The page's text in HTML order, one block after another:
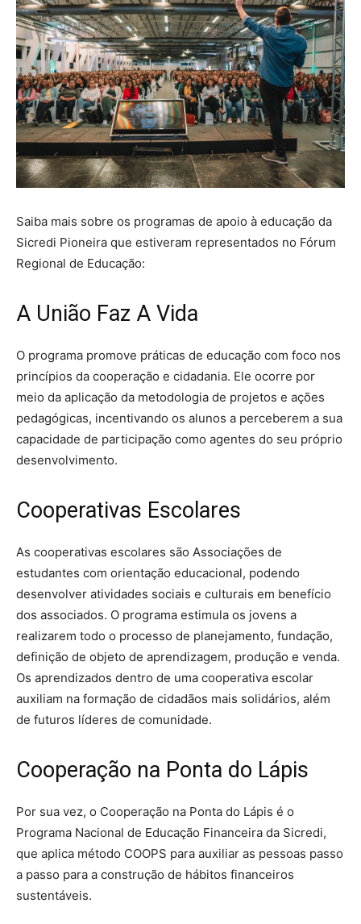
Saiba mais sobre os programas de apoio à educação da
Sicredi Pioneira que estiveram representados no Fórum
Regional de Educação:
A União Faz A Vida
O programa promove práticas de educação com foco nos
princípios da cooperação e cidadania. Ele ocorre por
meio da aplicação da metodologia de projetos e ações
pedagógicas, incentivando os alunos a perceberem a sua
capacidade de participação como agentes do seu próprio
desenvolvimento.
Cooperativas Escolares
As cooperativas escolares são Associações de
estudantes com orientação educacional, podendo
desenvolver atividades sociais e culturais em benefício
dos associados. O programa estimula os jovens a
realizarem todo o processo de planejamento, fundação,
definição de objeto de aprendizagem, produção e venda.
Os aprendizados dentro de uma cooperativa escolar
auxiliam na formação de cidadãos mais solidários, além
de futuros líderes de comunidade.
Cooperação na Ponta do Lápis
Por sua vez, o Cooperação na Ponta do Lápis é o
Programa Nacional de Educação Financeira da Sicredi,
que aplica método COOPS para auxiliar as pessoas passo
a passo para a construção de hábitos financeiros
sustentáveis.